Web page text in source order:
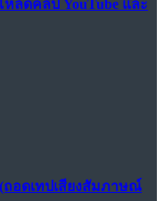
ลดคลิป YouTube และ
ถอดเทปเสียงสัมภาษณ์